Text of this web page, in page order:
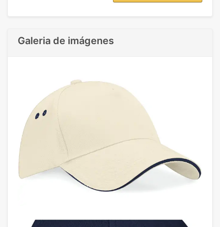
Galeria de imágenes